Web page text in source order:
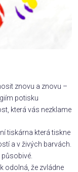
znovu a znovu –
potisku
která vás nezklame
tiskárna která tiskne
a v živých barvách.
odolná, že zvládne